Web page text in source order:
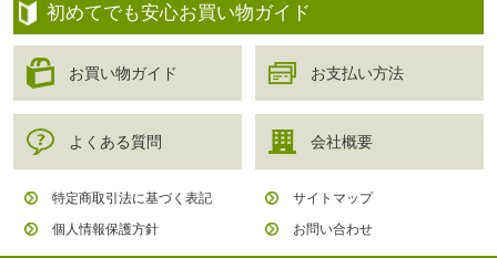
初めてでも安心お買い物ガイド
お買い物ガイド お支払い方法
よくある質問 会社概要
特定商取引法に基づく表記
サイトマップ
個人情報保護方針
お問い合わせ